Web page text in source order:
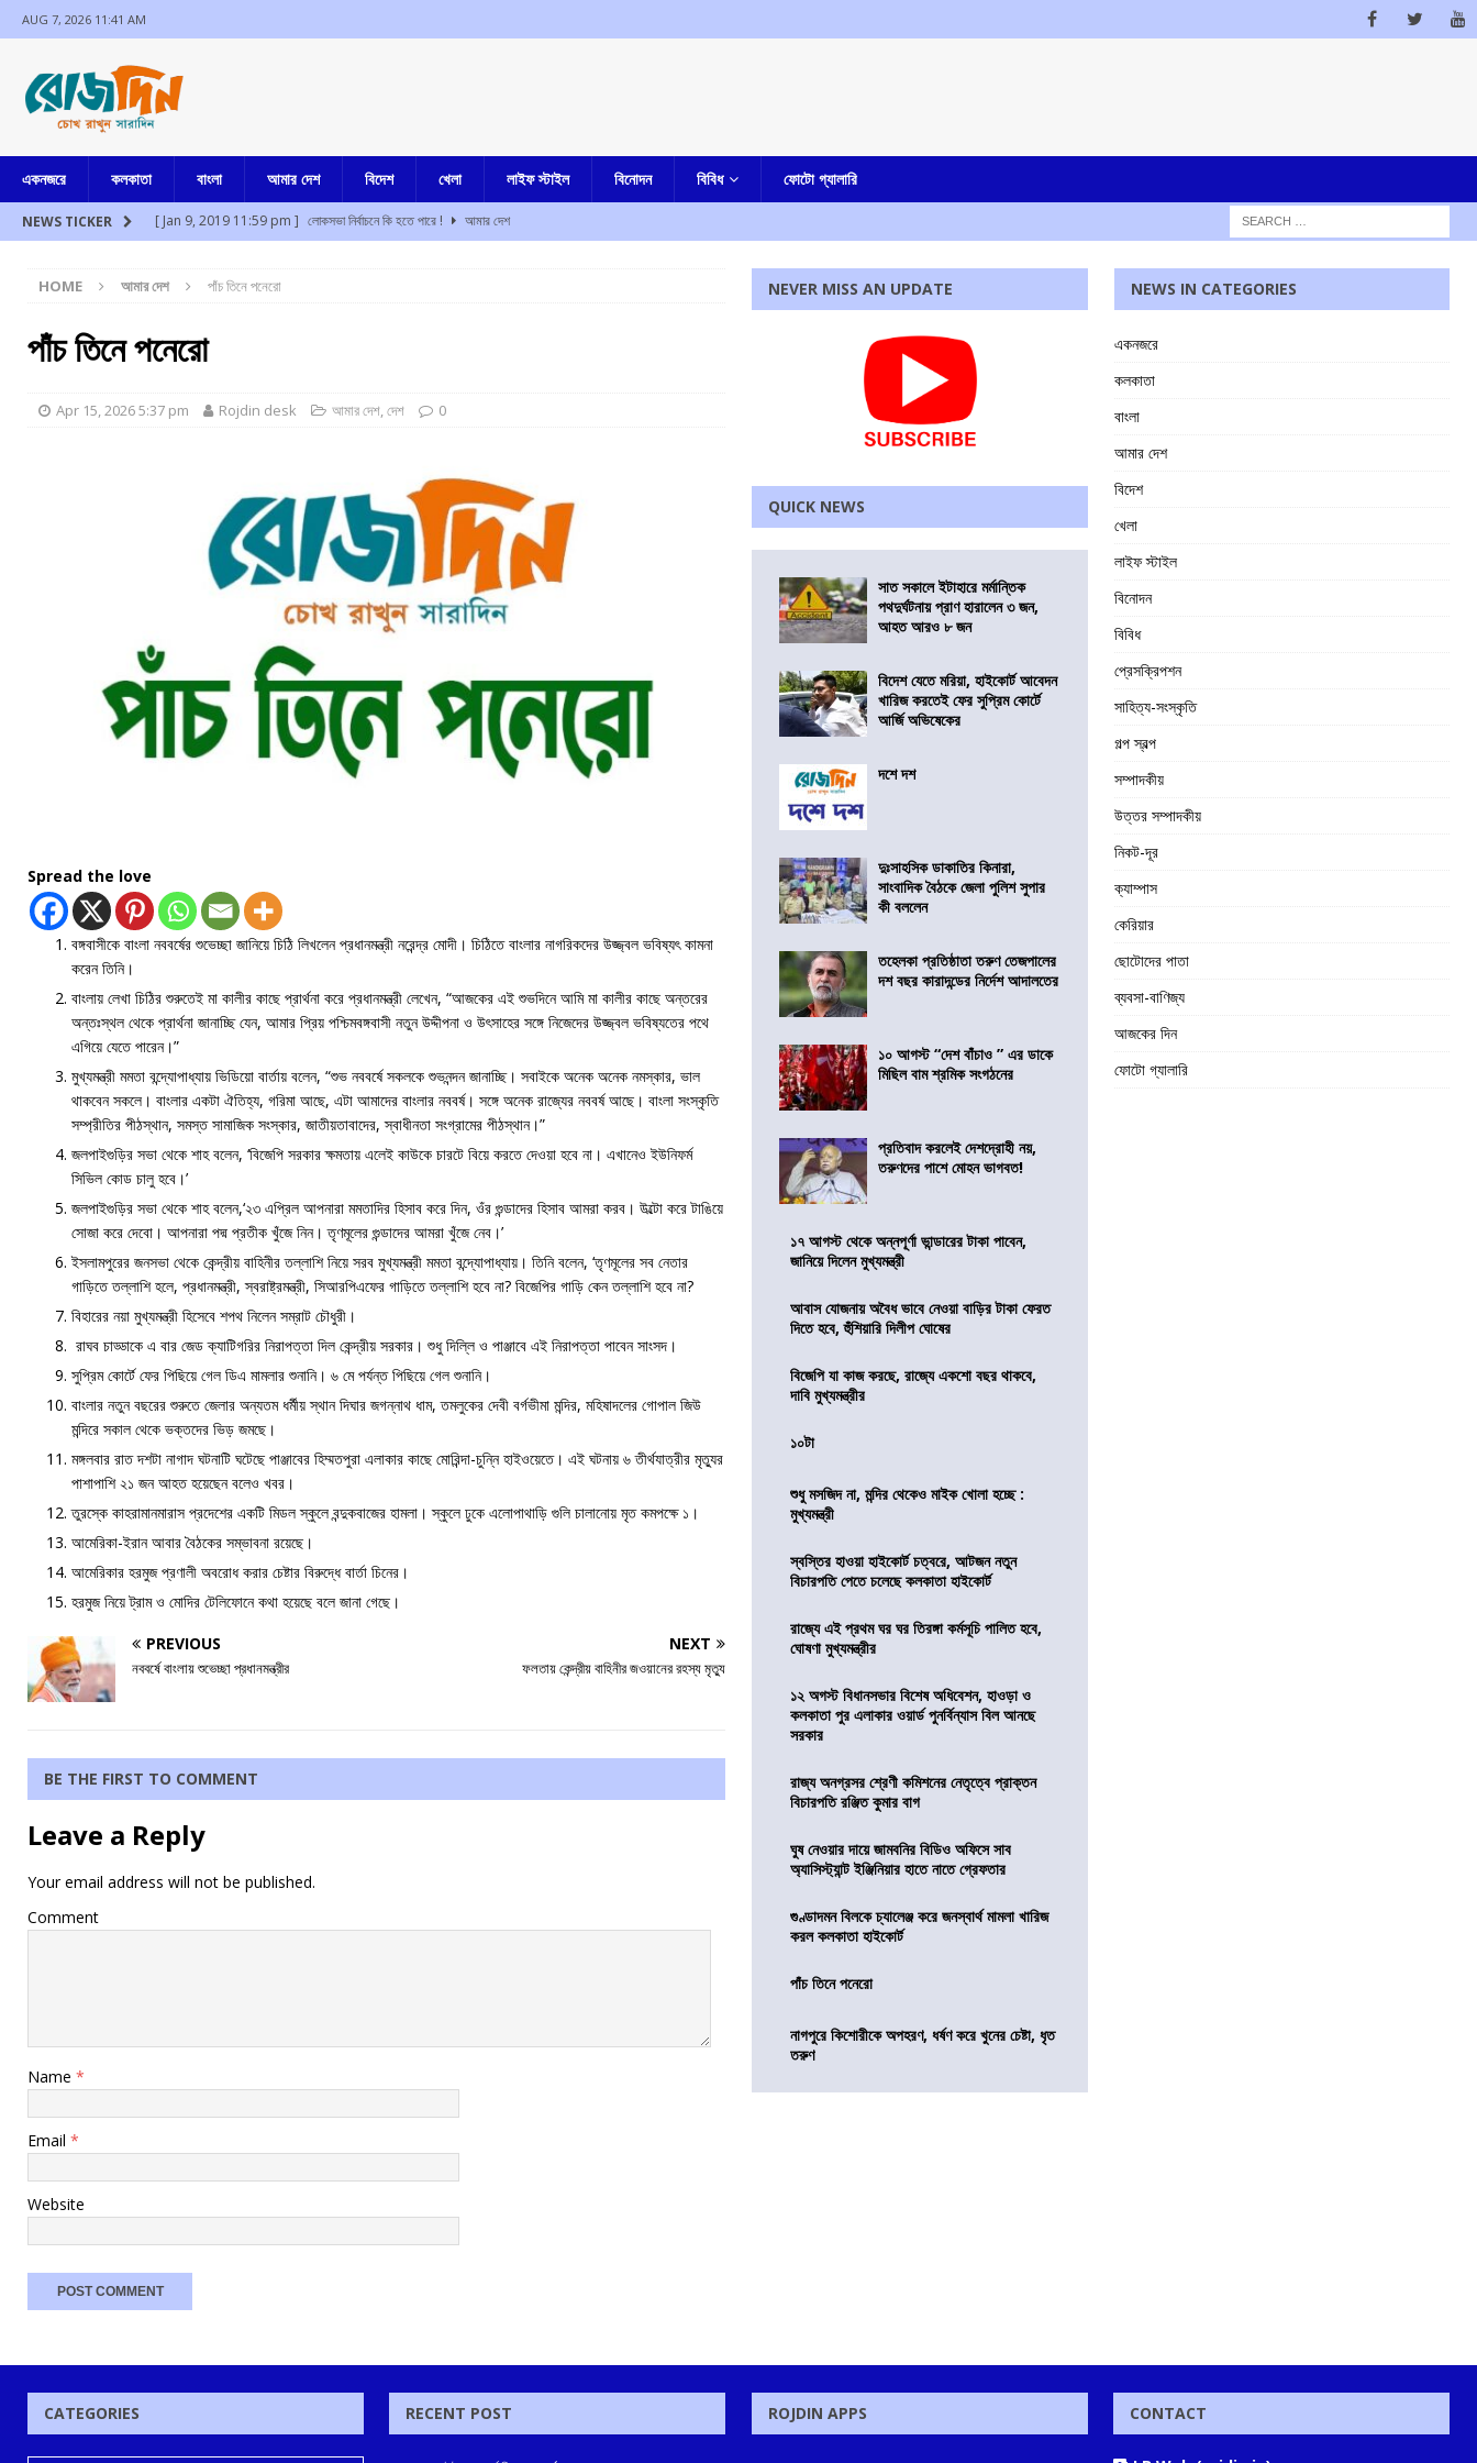
AUG 7, 2026 11:41 AM
একনজরে কলকাতা বাংলা আমার দেশ বিদেশ খেলা লাইফ স্টাইল বিনোদন বিবিধ ফোটো গ্যালারি
NEWS TICKER [ Jan 9, 2019 11:59 pm ] লোকসভা নির্বাচনে কি হতে পারে !
আমার দেশ
[ Aug 7, 2026 10:59 am ]
[ Aug 7, 2026 2:31 am ]
তহেলকা প্রতিষ্ঠাতা তরুণ তেজপালের দশ বছর কারাদন্ডের নির্দেশ আদালতের
HOME আমার দেশ পাঁচ তিনে পনেরো
পাঁচ তিনে পনেরো
Apr 15, 2026 5:37 pm Rojdin desk আমার দেশ,দেশ 0
Spread the love
বঙ্গবাসীকে বাংলা নববর্ষের শুভেচ্ছা জানিয়ে চিঠি লিখলেন প্রধানমন্ত্রী নরেন্দ্র মোদী। চিঠিতে বাংলার নাগরিকদের উজ্জ্বল ভবিষ্যৎ কামনা
করেন তিনি।
বাংলায় লেখা চিঠির শুরুতেই মা কালীর কাছে প্রার্থনা করে প্রধানমন্ত্রী লেখেন, “আজকের এই শুভদিনে আমি মা কালীর কাছে অন্তরের
অন্তঃস্থল থেকে প্রার্থনা জানাচ্ছি যেন, আমার প্রিয় পশ্চিমবঙ্গবাসী নতুন উদ্দীপনা ও উৎসাহের সঙ্গে নিজেদের উজ্জ্বল ভবিষ্যতের পথে
এগিয়ে যেতে পারেন।”
মুখ্যমন্ত্রী মমতা বন্দ্যোপাধ্যায় ভিডিয়ো বার্তায় বলেন, “শুভ নববর্ষে সকলকে শুভনন্দন জানাচ্ছি। সবাইকে অনেক অনেক নমস্কার, ভাল
থাকবেন সকলে। বাংলার একটা ঐতিহ্য, গরিমা আছে, এটা আমাদের বাংলার নববর্ষ। সঙ্গে অনেক রাজ্যের নববর্ষ আছে। বাংলা সংস্কৃতি
সম্প্রীতির পীঠস্থান, সমস্ত সামাজিক সংস্কার, জাতীয়তাবাদের, স্বাধীনতা সংগ্রামের পীঠস্থান।”
জলপাইগুড়ির সভা থেকে শাহ বলেন, ‘বিজেপি সরকার ক্ষমতায় এলেই কাউকে চারটে বিয়ে করতে দেওয়া হবে না। এখানেও ইউনিফর্ম
সিভিল কোড চালু হবে।’
জলপাইগুড়ির সভা থেকে শাহ বলেন,‘২৩ এপ্রিল আপনারা মমতাদির হিসাব করে দিন, ওঁর গুন্ডাদের হিসাব আমরা করব। উল্টো করে টাঙিয়ে
সোজা করে দেবো। আপনারা পদ্ম প্রতীক খুঁজে নিন। তৃণমূলের গুন্ডাদের আমরা খুঁজে নেব।’
ইসলামপুরের জনসভা থেকে কেন্দ্রীয় বাহিনীর তল্লাশি নিয়ে সরব মুখ্যমন্ত্রী মমতা বন্দ্যোপাধ্যায়। তিনি বলেন, ‘তৃণমূলের সব নেতার
গাড়িতে তল্লাশি হলে, প্রধানমন্ত্রী, স্বরাষ্ট্রমন্ত্রী, সিআরপিএফের গাড়িতে তল্লাশি হবে না? বিজেপির গাড়ি কেন তল্লাশি হবে না?
বিহারের নয়া মুখ্যমন্ত্রী হিসেবে শপথ নিলেন সম্রাট চৌধুরী।
রাঘব চাড্ডাকে এ বার জেড ক্যাটিগরির নিরাপত্তা দিল কেন্দ্রীয় সরকার। শুধু দিল্লি ও পাঞ্জাবে এই নিরাপত্তা পাবেন সাংসদ।
সুপ্রিম কোর্টে ফের পিছিয়ে গেল ডিএ মামলার শুনানি। ৬ মে পর্যন্ত পিছিয়ে গেল শুনানি।
বাংলার নতুন বছরের শুরুতে জেলার অন্যতম ধর্মীয় স্থান দিঘার জগন্নাথ ধাম, তমলুকের দেবী বর্গভীমা মন্দির, মহিষাদলের গোপাল জিউ
মন্দিরে সকাল থেকে ভক্তদের ভিড় জমছে।
মঙ্গলবার রাত দশটা নাগাদ ঘটনাটি ঘটেছে পাঞ্জাবের হিম্মতপুরা এলাকার কাছে মোরিন্দা-চুন্নি হাইওয়েতে। এই ঘটনায় ৬ তীর্থযাত্রীর মৃত্যুর
পাশাপাশি ২১ জন আহত হয়েছেন বলেও খবর।
তুরস্কে কাহরামানমারাস প্রদেশের একটি মিডল স্কুলে বন্দুকবাজের হামলা। স্কুলে ঢুকে এলোপাথাড়ি গুলি চালানোয় মৃত কমপক্ষে ১।
আমেরিকা-ইরান আবার বৈঠকের সম্ভাবনা রয়েছে।
আমেরিকার হরমুজ প্রণালী অবরোধ করার চেষ্টার বিরুদ্ধে বার্তা চিনের।
হরমুজ নিয়ে ট্রাম ও মোদির টেলিফোনে কথা হয়েছে বলে জানা গেছে।
PREVIOUS
নববর্ষে বাংলায় শুভেচ্ছা প্রধানমন্ত্রীর
NEXT
ফলতায় কেন্দ্রীয় বাহিনীর জওয়ানের রহস্য মৃত্যু
BE THE FIRST TO COMMENT
Leave a Reply
Your email address will not be published.
Comment
Name *
Email *
Website
NEVER MISS AN UPDATE
QUICK NEWS
সাত সকালে ইটাহারে মর্মান্তিক
পথদুর্ঘটনায় প্রাণ হারালেন ৩ জন,
আহত আরও ৮ জন
বিদেশ যেতে মরিয়া, হাইকোর্ট আবেদন
খারিজ করতেই ফের সুপ্রিম কোর্টে
আর্জি অভিষেকের
দশে দশ
দুঃসাহসিক ডাকাতির কিনারা,
সাংবাদিক বৈঠকে জেলা পুলিশ সুপার
কী বললেন
তহেলকা প্রতিষ্ঠাতা তরুণ তেজপালের
দশ বছর কারাদন্ডের নির্দেশ আদালতের
১০ আগস্ট “দেশ বাঁচাও ” এর ডাকে
মিছিল বাম শ্রমিক সংগঠনের
প্রতিবাদ করলেই দেশদ্রোহী নয়,
তরুণদের পাশে মোহন ভাগবত!
১৭ আগস্ট থেকে অন্নপূর্ণা ভান্ডারের টাকা পাবেন,
জানিয়ে দিলেন মুখ্যমন্ত্রী
আবাস যোজনায় অবৈধ ভাবে নেওয়া বাড়ির টাকা ফেরত
দিতে হবে, হুঁশিয়ারি দিলীপ ঘোষের
বিজেপি যা কাজ করছে, রাজ্যে একশো বছর থাকবে,
দাবি মুখ্যমন্ত্রীর
১০টা
শুধু মসজিদ না, মন্দির থেকেও মাইক খোলা হচ্ছে :
মুখ্যমন্ত্রী
স্বস্তির হাওয়া হাইকোর্ট চত্বরে, আটজন নতুন
বিচারপতি পেতে চলেছে কলকাতা হাইকোর্ট
রাজ্যে এই প্রথম ঘর ঘর তিরঙ্গা কর্মসূচি পালিত হবে,
ঘোষণা মুখ্যমন্ত্রীর
১২ অগস্ট বিধানসভার বিশেষ অধিবেশন, হাওড়া ও
কলকাতা পুর এলাকার ওয়ার্ড পুনর্বিন্যাস বিল আনছে
সরকার
রাজ্য অনগ্রসর শ্রেণী কমিশনের নেতৃত্বে প্রাক্তন
বিচারপতি রঞ্জিত কুমার বাগ
ঘুষ নেওয়ার দায়ে জামবনির বিডিও অফিসে সাব
অ্যাসিস্ট্যান্ট ইঞ্জিনিয়ার হাতে নাতে গ্রেফতার
গুণ্ডাদমন বিলকে চ্যালেঞ্জ করে জনস্বার্থ মামলা খারিজ
করল কলকাতা হাইকোর্ট
পাঁচ তিনে পনেরো
নাগপুরে কিশোরীকে অপহরণ, ধর্ষণ করে খুনের চেষ্টা, ধৃত
তরুণ
NEWS IN CATEGORIES
একনজরে
কলকাতা
বাংলা
আমার দেশ
বিদেশ
খেলা
লাইফ স্টাইল
বিনোদন
বিবিধ
প্রেসক্রিপশন
সাহিত্য-সংস্কৃতি
গল্প স্বল্প
সম্পাদকীয়
উত্তর সম্পাদকীয়
নিকট-দূর
ক্যাম্পাস
কেরিয়ার
ছোটোদের পাতা
ব্যবসা-বাণিজ্য
আজকের দিন
ফোটো গ্যালারি
CATEGORIES RECENT POST ROJDIN APPS CONTACT